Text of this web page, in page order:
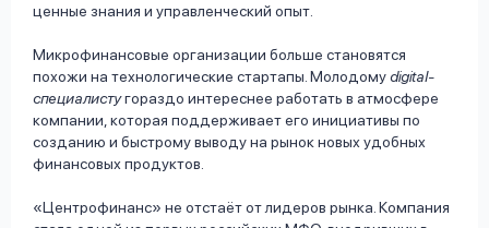
ценные знания и управленческий опыт.
Микрофинансовые организации больше становятся
похожи на технологические стартапы. Молодомуdigital-
специалистугораздо интереснее работать в атмосфере
компании, которая поддерживает его инициативы по
созданию и быстрому выводу на рынок новых удобных
финансовых продуктов.
«Центрофинанс» не отстаёт от лидеров рынка. Компания